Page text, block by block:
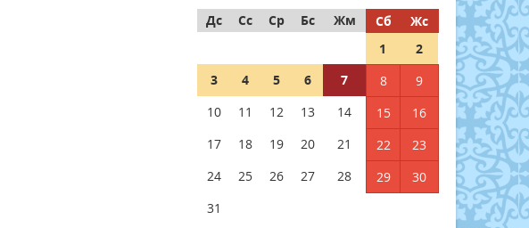
Дс
Сс Ср Бс Жм Сб
Жс
1
2
3
4 5 6 7 8
9
10
11 12 13 14 15
16
17
18 19 20 21 22
23
24
25 26 27 28 29
30
31